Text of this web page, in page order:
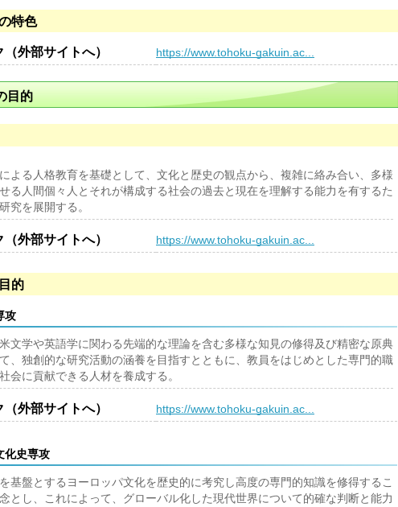
特色
外部サイトへ） https://www.tohoku-gakuin.ac...
目的
よる人格教育を基礎として、文化と歴史の観点から、複雑に絡み合い、多様
る人間個々人とそれが構成する社会の過去と現在を理解する能力を有するた
究を展開する。
外部サイトへ） https://www.tohoku-gakuin.ac...
的
攻
文学や英語学に関わる先端的な理論を含む多様な知見の修得及び精密な原典
、独創的な研究活動の涵養を目指すとともに、教員をはじめとした専門的職
会に貢献できる人材を養成する。
外部サイトへ） https://www.tohoku-gakuin.ac...
化史専攻
基盤とするヨーロッパ文化を歴史的に考究し高度の専門的知識を修得するこ
とし、これによって、グローバル化した現代世界について的確な判断と能力